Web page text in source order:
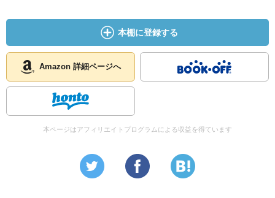
本棚に登録する
Amazon 詳細ページへ
本ページはアフィリエイトプログラムによる収益を得ています